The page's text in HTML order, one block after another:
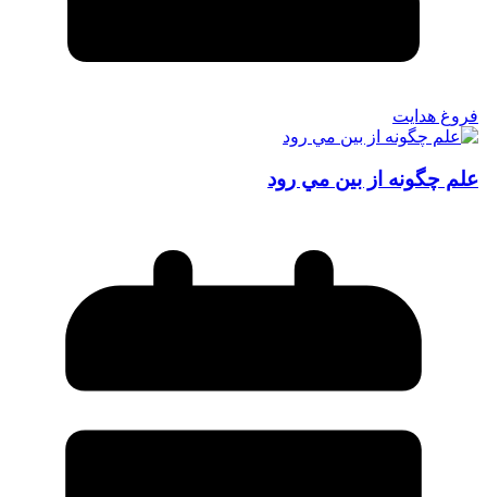
فروغ هدایت
علم چگونه از بين مي‌ رود